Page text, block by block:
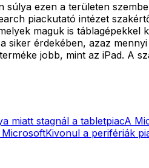
ezen a területen
piackutató intézet
maguk is táblagépekkel
érdekében, azaz
jobb, mint az iPad. A
miatt stagnál a tabletpiacA
MicrosoftKivonul a perifériák